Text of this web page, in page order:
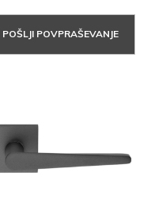
POŠLJI POVPRAŠEVANJE